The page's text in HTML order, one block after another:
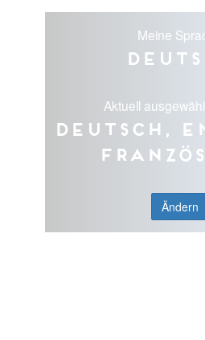
Meine
Aktuell
Deutsch,
Ändern